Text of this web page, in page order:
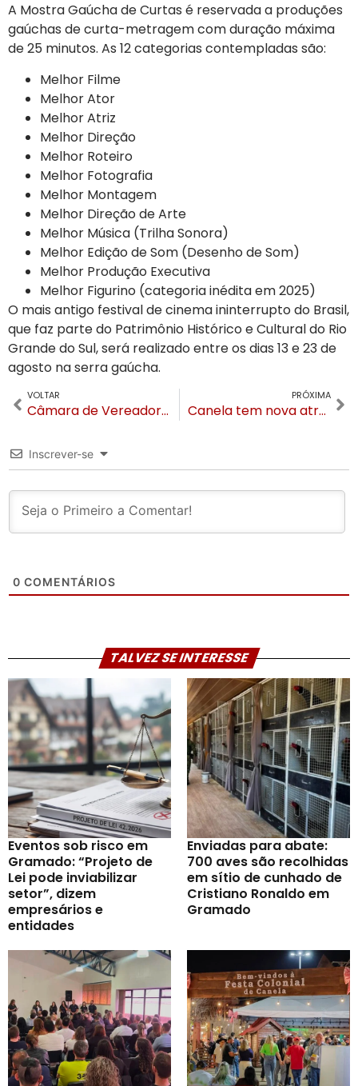
A Mostra Gaúcha de Curtas é reservada a produções
gaúchas de curta-metragem com duração máxima
de 25 minutos. As 12 categorias contempladas são:
Melhor Filme
Melhor Ator
Melhor Atriz
Melhor Direção
Melhor Roteiro
Melhor Fotografia
Melhor Montagem
Melhor Direção de Arte
Melhor Música (Trilha Sonora)
Melhor Edição de Som (Desenho de Som)
Melhor Produção Executiva
Melhor Figurino (categoria inédita em 2025)
O mais antigo festival de cinema ininterrupto do Brasil,
que faz parte do Patrimônio Histórico e Cultural do Rio
Grande do Sul, será realizado entre os dias 13 e 23 de
agosto na serra gaúcha.
VOLTAR
Câmara de Vereadores de Gramado realiza 1º Café com a Imprensa do ano
PRÓXIMA
Canela tem nova atração turística: uma montanha-russa de trilho superior com cadeira suspensa
Inscrever-se
0 COMENTÁRIOS
TALVEZ SE INTERESSE
Eventos sob risco em
Gramado: “Projeto de
Lei pode inviabilizar
setor”, dizem
empresários e
entidades
Enviadas para abate:
700 aves são recolhidas
em sítio de cunhado de
Cristiano Ronaldo em
Gramado